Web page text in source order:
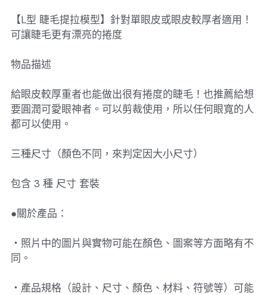
睫毛保養
【L型 睫毛提拉模型】針對單眼皮或眼皮較厚者適用！
可讓睫毛更有漂亮的捲度
物品描述
給眼皮較厚重者也能做出很有捲度的睫毛！也推薦給想
要圓潤可愛眼神者。可以剪裁使用，所以任何眼寬的人
都可以使用。
三種尺寸（顏色不同，來判定因大小尺寸）
包含 3 種 尺寸 套裝
●關於產品：
・照片中的圖片與實物可能在顏色、圖案等方面略有不
同。
・產品規格（設計、尺寸、顏色、材料、符號等）可能